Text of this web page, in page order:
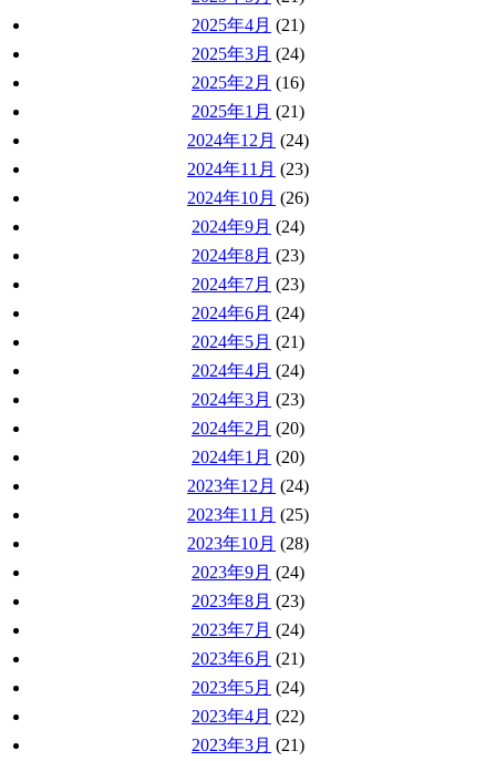
2025年4月 (21)
2025年3月 (24)
2025年2月 (16)
2025年1月 (21)
2024年12月 (24)
2024年11月 (23)
2024年10月 (26)
2024年9月 (24)
2024年8月 (23)
2024年7月 (23)
2024年6月 (24)
2024年5月 (21)
2024年4月 (24)
2024年3月 (23)
2024年2月 (20)
2024年1月 (20)
2023年12月 (24)
2023年11月 (25)
2023年10月 (28)
2023年9月 (24)
2023年8月 (23)
2023年7月 (24)
2023年6月 (21)
2023年5月 (24)
2023年4月 (22)
2023年3月 (21)